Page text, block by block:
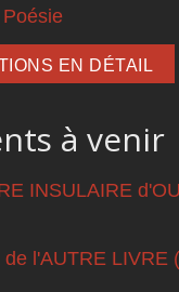
EN DÉTAIL
à venir
INSULAIRE
l'AUTRE LIVRE